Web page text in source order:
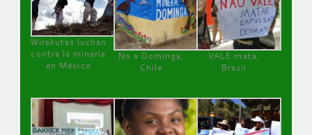
Wirakutas luchan
contra la minería
en México
No a Dominga,
Chile
VALE mata,
Brasil